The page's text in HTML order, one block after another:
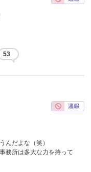
53
んだよな（笑）
務所は多大な力を持って